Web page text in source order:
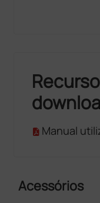
Manual
Acessórios